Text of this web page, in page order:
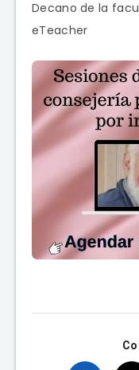
Decano de la
eTeacher